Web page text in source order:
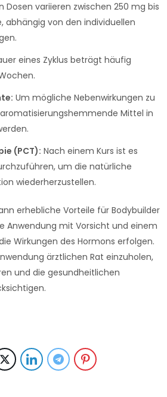
Dosen variieren zwischen 250 mg bis
abhängig von den individuellen
eines Zyklus beträgt häufig
Um mögliche Nebenwirkungen zu
Mittel in
(PCT): Nach einem Kurs ist es
um die natürliche
wiederherzustellen.
erhebliche Vorteile für Bodybuilder
Anwendung mit Vorsicht und einem
Wirkungen des Hormons erfolgen.
ärztlichen Rat einzuholen,
und die gesundheitlichen